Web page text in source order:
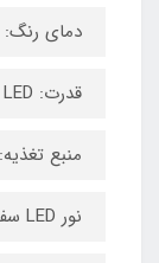
دمای رنگ: ۶۰۰۰ کیلوگرم
قدرت: LED با قدرت ۵ وات
منبع تغذیه: A-4
نور LED سفید